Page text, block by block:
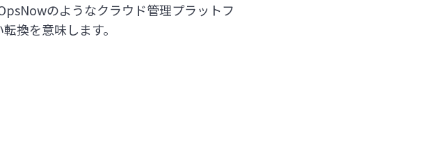
のようなクラウド管理プラットフ
換を意味します。